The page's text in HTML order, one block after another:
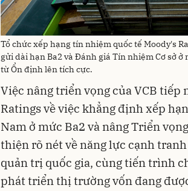
Tổ chức xếp hạng tín nhiệm quốc tế Moody's
gửi dài hạn Ba2 và Đánh giá Tín nhiệm Cơ sở
từ Ổn định lên tích cực.
Việc nâng triển vọng của VCB
Ratings về việc khẳng định xếp
Nam ở mức Ba2 và nâng Triển
thiện rõ nét về năng lực cạnh
quản trị quốc gia, cùng tiến trình
phát triển thị trường vốn đang